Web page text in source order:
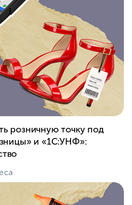
розничную точку под
и «1С:УНФ»: